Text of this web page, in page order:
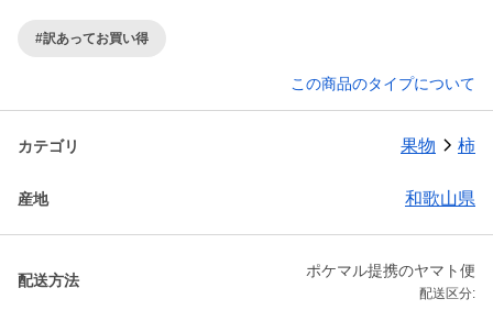
#訳あってお買い得
この商品のタイプについて
カテゴリ 果物 柿
産地 和歌山県
配送方法
ポケマル提携のヤマト便
配送区分: